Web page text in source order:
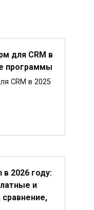
для CRM в
программы
CRM в 2025
2026 году:
и